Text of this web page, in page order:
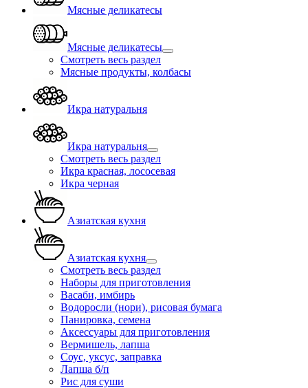
Мясные деликатесы
Мясные деликатесы
Смотреть весь раздел
Мясные продукты, колбасы
Икра натуральня
Икра натуральня
Смотреть весь раздел
Икра красная, лососевая
Икра черная
Азиатская кухня
Азиатская кухня
Смотреть весь раздел
Наборы для приготовления
Васаби, имбирь
Водоросли (нори), рисовая бумага
Панировка, семена
Аксессуары для приготовления
Вермишель, лапша
Соус, уксус, заправка
Лапша б/п
Рис для суши